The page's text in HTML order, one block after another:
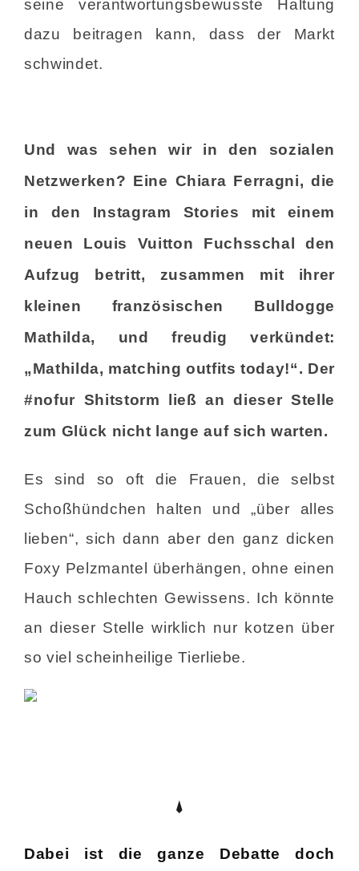
seine verantwortungsbewusste Haltung
dazu beitragen kann, dass der Markt
schwindet.
Und was sehen wir in den sozialen
Netzwerken? Eine Chiara Ferragni, die
in den Instagram Stories mit einem
neuen Louis Vuitton Fuchsschal den
Aufzug betritt, zusammen mit ihrer
kleinen französischen Bulldogge
Mathilda, und freudig verkündet:
„Mathilda, matching outfits today!“. Der
#nofur Shitstorm ließ an dieser Stelle
zum Glück nicht lange auf sich warten.
Es sind so oft die Frauen, die selbst
Schoßhündchen halten und „über alles
lieben“, sich dann aber den ganz dicken
Foxy Pelzmantel überhängen, ohne einen
Hauch schlechten Gewissens. Ich könnte
an dieser Stelle wirklich nur kotzen über
so viel scheinheilige Tierliebe.
Dabei ist die ganze Debatte doch